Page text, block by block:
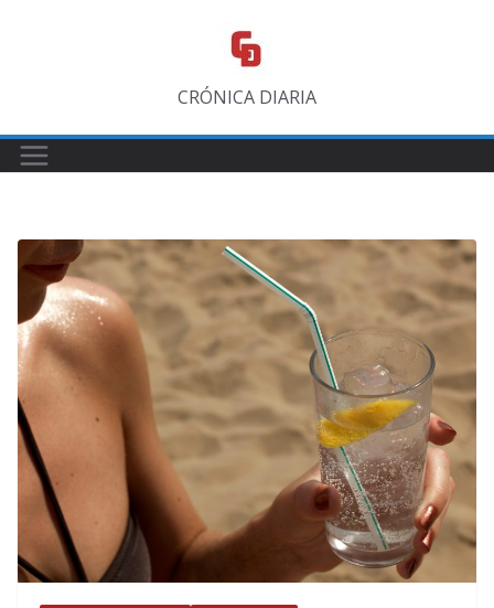
CRÓNICA DIARIA